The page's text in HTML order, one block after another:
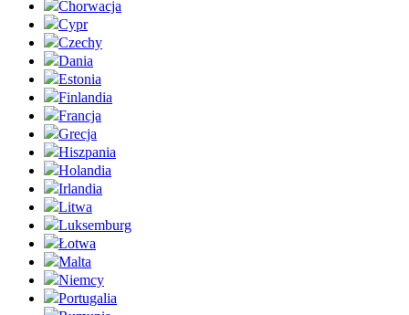
Chorwacja
Cypr
Czechy
Dania
Estonia
Finlandia
Francja
Grecja
Hiszpania
Holandia
Irlandia
Litwa
Luksemburg
Łotwa
Malta
Niemcy
Portugalia